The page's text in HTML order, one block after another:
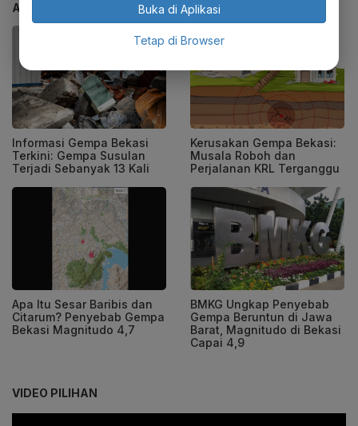
ARTIKEL TERKAIT
Informasi Gempa Bekasi
Terkini: Gempa Susulan
Terjadi Sebanyak 13 Kali
Kerusakan Gempa Bekasi:
Musala Roboh dan
Perjalanan KRL Terganggu
Apa Itu Sesar Baribis dan
Citarum? Penyebab Gempa
Bekasi Magnitudo 4,7
BMKG Ungkap Penyebab
Gempa Beruntun di Jawa
Barat, Magnitudo di Bekasi
Capai 4,9
VIDEO PILIHAN
Buka di Aplikasi
Tetap di Browser